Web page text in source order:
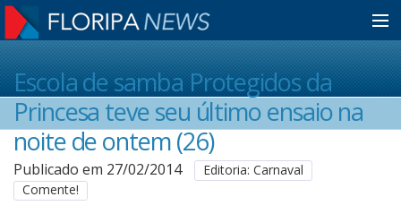
Home
Notícias
Colunistas
Escola de samba Protegidos da
Princesa teve seu último ensaio na
noite de ontem (26)
Publicado em 27/02/2014
Editoria: Carnaval
Comente!